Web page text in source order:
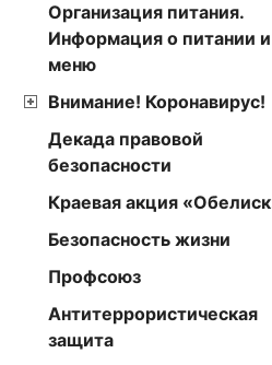
Организация питания.
Информация о питании и
меню
Внимание! Коронавирус!
Декада правовой
безопасности
Краевая акция
Безопасность жизни
Профсоюз
Антитеррористическая
защита